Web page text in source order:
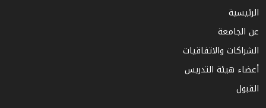
الرئيسية
عن الجامعة
الشراكات والاتفاقيات
أعضاء هيئة التدريس
القبول